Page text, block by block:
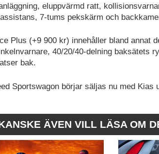
eluppvärmd ratt,
7-tums pekskärm och
Plus (+9 900 kr) innehåller bland annat
40/20/40-delning baksätets
bak.
Sportswagon börjar säljas nu med
ÄVEN VILL LÄSA OM